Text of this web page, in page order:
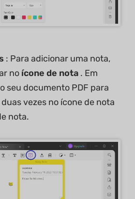
: Para adicionar uma nota,
no ícone de nota . Em
seu documento PDF para
vezes no ícone de nota
nota.